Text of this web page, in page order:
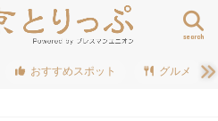
search
おすすめスポット グルメ